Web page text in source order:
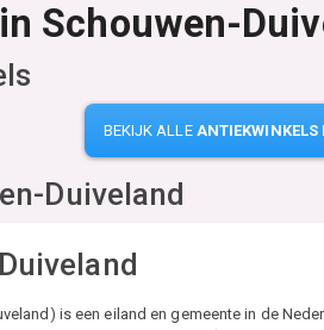
Schouwen-
BEKIJK ALLE
Duiveland
is een eiland en gemeente in de